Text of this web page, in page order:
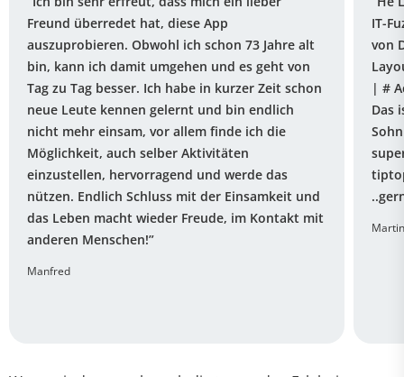
Freund überredet hat, diese App
auszuprobieren. Obwohl ich schon 73 Jahre alt
bin, kann ich damit umgehen und es geht von
Tag zu Tag besser. Ich habe in kurzer Zeit schon
neue Leute kennen gelernt und bin endlich
nicht mehr einsam, vor allem finde ich die
Möglichkeit, auch selber Aktivitäten
einzustellen, hervorragend und werde das
nützen. Endlich Schluss mit der Einsamkeit und
das Leben macht wieder Freude, im Kontakt mit
anderen Menschen!”
Manfred
IT-
von
| #
Das
Martin